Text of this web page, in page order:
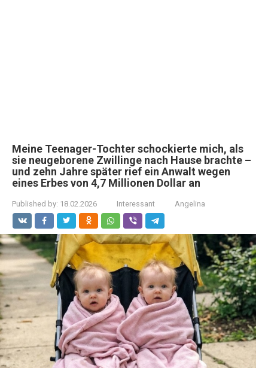
Meine Teenager-Tochter schockierte mich, als
sie neugeborene Zwillinge nach Hause brachte –
und zehn Jahre später rief ein Anwalt wegen
eines Erbes von 4,7 Millionen Dollar an
Published by: 18.02.2026 Interessant Angelina